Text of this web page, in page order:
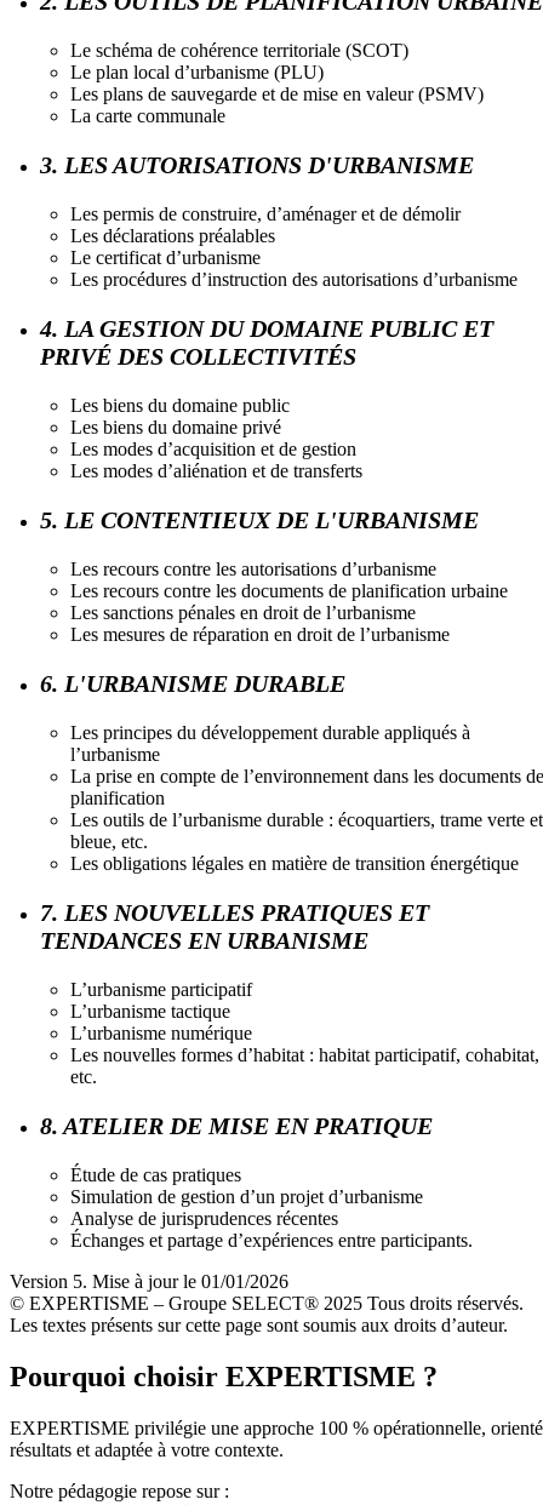
Le schéma de cohérence territoriale (SCOT)
Le plan local d’urbanisme (PLU)
Les plans de sauvegarde et de mise en valeur (PSMV)
La carte communale
3. LES AUTORISATIONS D'URBANISME
Les permis de construire, d’aménager et de démolir
Les déclarations préalables
Le certificat d’urbanisme
Les procédures d’instruction des autorisations d’urbanisme
4. LA GESTION DU DOMAINE PUBLIC ET
PRIVÉ DES COLLECTIVITÉS
Les biens du domaine public
Les biens du domaine privé
Les modes d’acquisition et de gestion
Les modes d’aliénation et de transferts
5. LE CONTENTIEUX DE L'URBANISME
Les recours contre les autorisations d’urbanisme
Les recours contre les documents de planification urbaine
Les sanctions pénales en droit de l’urbanisme
Les mesures de réparation en droit de l’urbanisme
6. L'URBANISME DURABLE
Les principes du développement durable appliqués à
l’urbanisme
La prise en compte de l’environnement dans les documents de
planification
Les outils de l’urbanisme durable : écoquartiers, trame verte et
bleue, etc.
Les obligations légales en matière de transition énergétique
7. LES NOUVELLES PRATIQUES ET
TENDANCES EN URBANISME
L’urbanisme participatif
L’urbanisme tactique
L’urbanisme numérique
Les nouvelles formes d’habitat : habitat participatif, cohabitat,
etc.
8. ATELIER DE MISE EN PRATIQUE
Étude de cas pratiques
Simulation de gestion d’un projet d’urbanisme
Analyse de jurisprudences récentes
Échanges et partage d’expériences entre participants.
Version 5. Mise à jour le 01/01/2026
© EXPERTISME – Groupe SELECT® 2025 Tous droits réservés.
Les textes présents sur cette page sont soumis aux droits d’auteur.
Pourquoi choisir EXPERTISME ?
EXPERTISME privilégie une approche 100 % opérationnelle,
résultats et adaptée à votre contexte.
Notre pédagogie repose sur :